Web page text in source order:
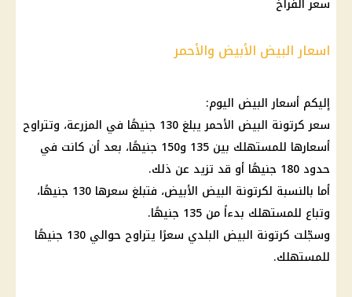
اسعار البيض الأبيض والأحمر
إليكم أسعار البيض اليوم:
سعر كرتونة البيض
الأحمر يبلغ 130 جنيهًا في المزرعة، وتتراوح
أسعارها للمستهلك بين 135 و150 جنيهًا، بعد أن كانت في
حدود 180 جنيهًا أو قد تزيد عن ذلك.
أما بالنسبة لكرتونة البيض الأبيض، فتبلغ سعرها 130 جنيهًا،
وتباع للمستهلك بدءاً من 135 جنيهًا.
وسجّلت كرتونة البيض البلدي سعرًا يتراوح حوالي 130 جنيهًا
للمستهلك.